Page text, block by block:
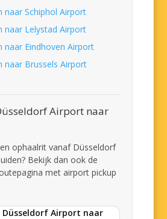
naar Schiphol Airport
naar Lelystad Airport
naar Eindhoven Airport
naar Brussels Airport
Airport naar
ophaalrit vanaf Düsseldorf
Bekijk dan ook de
met airport pickup
Airport naar